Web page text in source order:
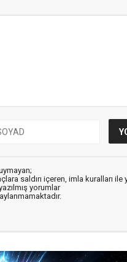
saldırı içeren, imla kuralları ile
yorumlar